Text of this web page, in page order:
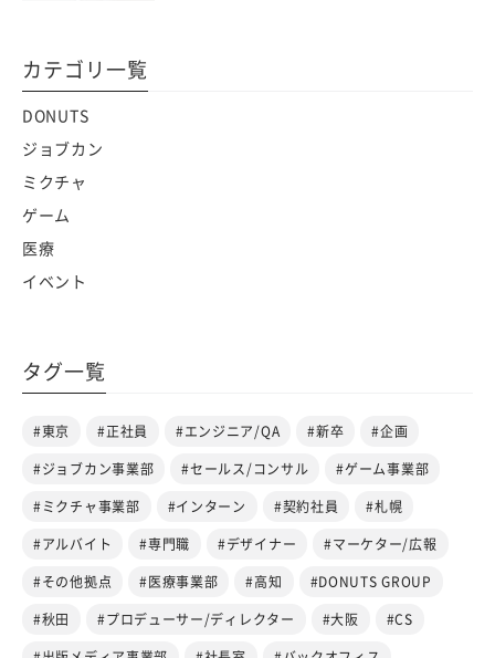
カテゴリ一覧
DONUTS
ジョブカン
ミクチャ
ゲーム
医療
イベント
タグ一覧
#東京 #正社員 #エンジニア/QA #新卒 #企画
#ジョブカン事業部 #セールス/コンサル #ゲーム事業部
#ミクチャ事業部 #インターン #契約社員 #札幌
#アルバイト #専門職 #デザイナー #マーケター/広報
#その他拠点 #医療事業部 #高知 #DONUTS GROUP
#秋田 #プロデューサー/ディレクター #大阪 #CS